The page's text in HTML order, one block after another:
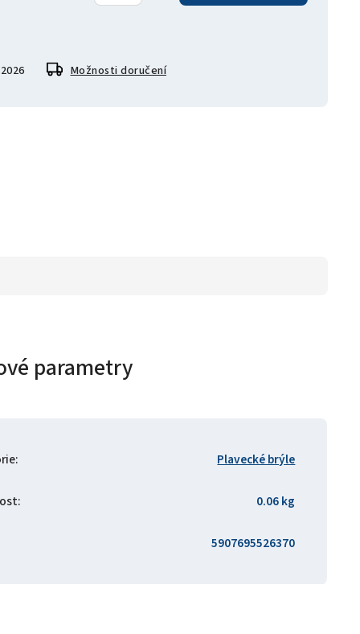
Možnosti doručení
parametry
: Plavecké brýle
: 0.06 kg
5907695526370